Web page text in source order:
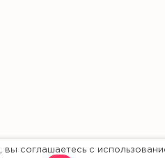
вы соглашаетесь с